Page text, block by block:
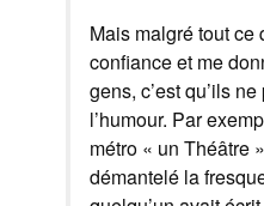
Mais malgré tout ce
confiance et me
gens, c’est qu’ils
l’humour. Par
métro « un Théâtre
démantelé la